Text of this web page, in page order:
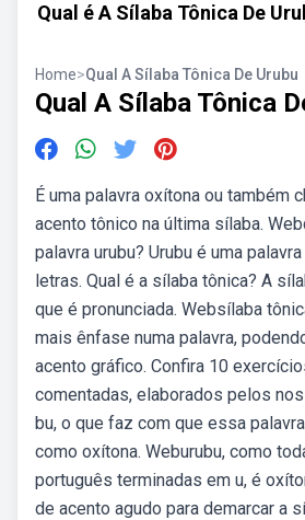
Qual é A Sílaba Tônica De
Home>Qual A Sílaba Tônica De Urubu
Qual A Sílaba Tônica
É uma palavra oxítona ou também
acento tônico na última sílaba.
palavra urubu? Urubu é uma
letras. Qual é a sílaba tônica? A
que é pronunciada. Websílaba
mais ênfase numa palavra,
acento gráfico. Confira 10
comentadas, elaborados pelos
bu, o que faz com que essa
como oxítona. Weburubu, como
português terminadas em u, é
de acento agudo para demarcar a